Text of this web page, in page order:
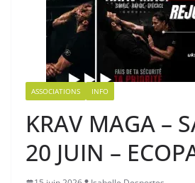
ASSOCIATIONS INFO
KRAV MAGA –
20 JUIN –